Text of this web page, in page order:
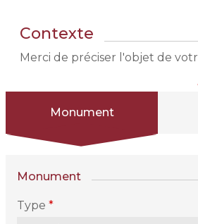
Contexte
Merci de préciser l'objet de
Monument
Monument
Type*